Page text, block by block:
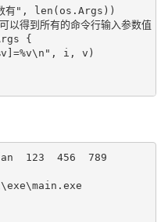
有", len(os.Args))
得到所有的命令行输入参数值
{
i, v)
123  456  789